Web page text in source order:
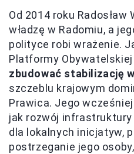
Od 2014 roku
władzę w Radomiu, a
polityce robi wrażenie.
Platformy
zbudować stabilizację
szczeblu krajowym
Prawica. Jego
jak rozwój
dla lokalnych inicjatyw,
postrzeganie jego